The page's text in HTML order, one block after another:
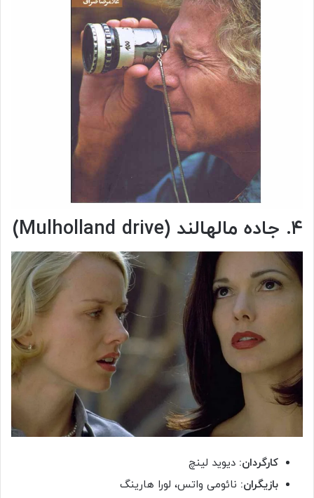
۴. جاده مالهالند (Mulholland drive)
کارگردان: دیوید لینچ
بازیگران: نائومی واتس، لورا هارینگ